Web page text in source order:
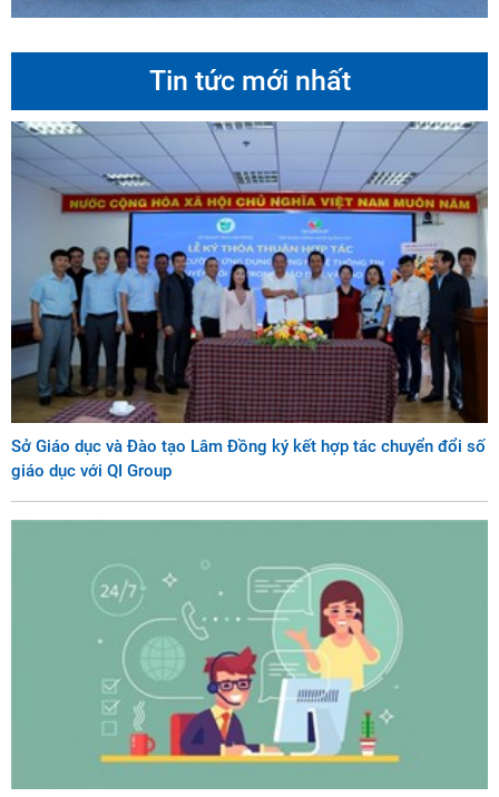
Tin tức mới nhất
Sở Giáo dục và Đào tạo Lâm Đồng ký kết hợp tác chuyển đổi số
giáo dục với QI Group